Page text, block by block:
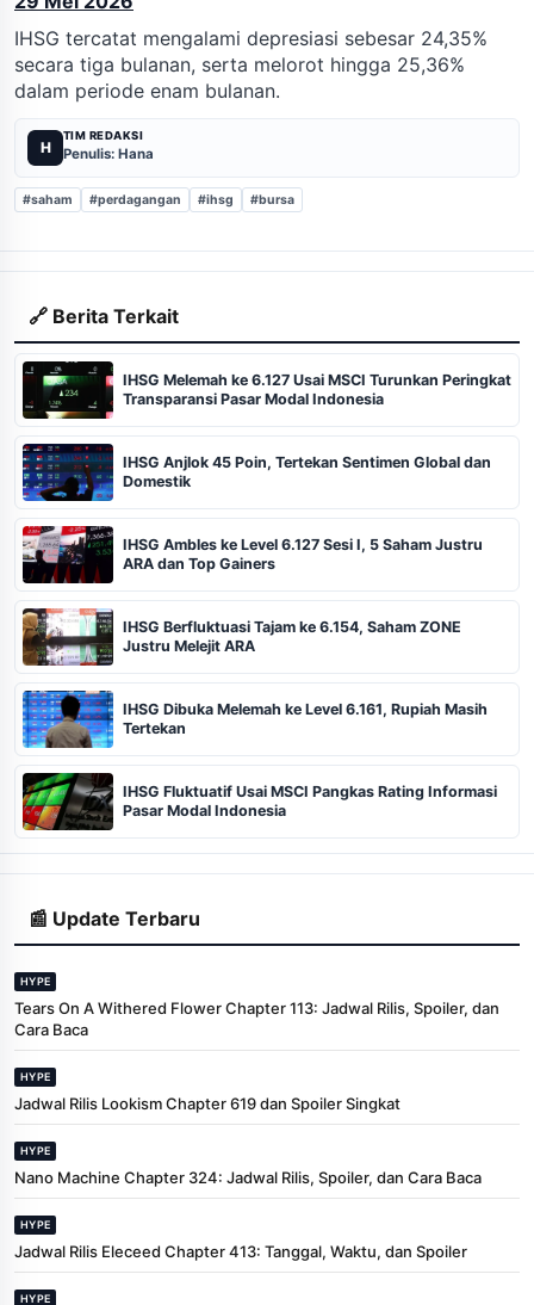
IHSG tercatat mengalami depresiasi sebesar 24,35%
secara tiga bulanan, serta melorot hingga 25,36%
dalam periode enam bulanan.
H
TIM REDAKSI
Penulis: Hana
#saham #perdagangan #ihsg #bursa
🔗 Berita Terkait
IHSG Melemah ke 6.127 Usai MSCI Turunkan Peringkat
Transparansi Pasar Modal Indonesia
IHSG Anjlok 45 Poin, Tertekan Sentimen Global dan
Domestik
IHSG Ambles ke Level 6.127 Sesi I, 5 Saham Justru
ARA dan Top Gainers
IHSG Berfluktuasi Tajam ke 6.154, Saham ZONE
Justru Melejit ARA
IHSG Dibuka Melemah ke Level 6.161, Rupiah Masih
Tertekan
IHSG Fluktuatif Usai MSCI Pangkas Rating Informasi
Pasar Modal Indonesia
📰 Update Terbaru
HYPE
Tears On A Withered Flower Chapter 113: Jadwal Rilis, Spoiler, dan
Cara Baca
HYPE
Jadwal Rilis Lookism Chapter 619 dan Spoiler Singkat
HYPE
Nano Machine Chapter 324: Jadwal Rilis, Spoiler, dan Cara Baca
HYPE
Jadwal Rilis Eleceed Chapter 413: Tanggal, Waktu, dan Spoiler
HYPE